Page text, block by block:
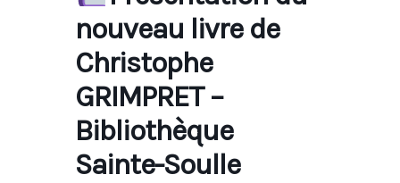
nouveau livre de
Christophe
GRIMPRET –
Bibliothèque
Sainte-Soulle